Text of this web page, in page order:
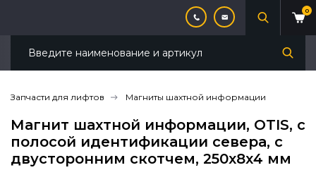
0
Запчасти для лифтов Магниты шахтной информации
Магнит шахтной информации, OTIS, с
полосой идентификации севера, с
двусторонним скотчем, 250х8х4 мм